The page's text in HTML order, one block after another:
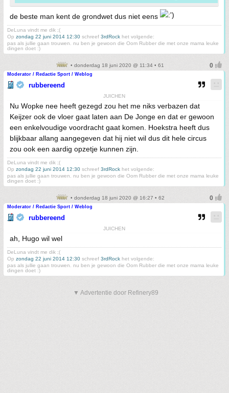
de beste man kent de grondwet dus niet eens
DeLuna vindt me dik ;(
Op zondag 22 juni 2014 12:30 schreef 3rdRock het volgende:
pas als jullie gaan trouwen. nu ben je gewoon die Oom Rubber die met onze mama leuke
dingen doet :)
• donderdag 18 juni 2020 @ 11:34 • 61
Moderator / Redactie Sport / Weblog
rubbereend
JUICHEN
Nu Wopke nee heeft gezegd zou het me niks verbazen dat
Keijzer ook de vloer gaat laten aan De Jonge en dat er gewoon
een enkelvoudige voordracht gaat komen. Hoekstra heeft dus
blijkbaar allang aangegeven dat hij niet wil dus dit hele circus
zou ook een aardig opzetje kunnen zijn.
DeLuna vindt me dik ;(
Op zondag 22 juni 2014 12:30 schreef 3rdRock het volgende:
pas als jullie gaan trouwen. nu ben je gewoon die Oom Rubber die met onze mama leuke
dingen doet :)
• donderdag 18 juni 2020 @ 16:27 • 62
Moderator / Redactie Sport / Weblog
rubbereend
JUICHEN
ah, Hugo wil wel
DeLuna vindt me dik ;(
Op zondag 22 juni 2014 12:30 schreef 3rdRock het volgende:
pas als jullie gaan trouwen. nu ben je gewoon die Oom Rubber die met onze mama leuke
dingen doet :)
▼ Advertentie door Refinery89